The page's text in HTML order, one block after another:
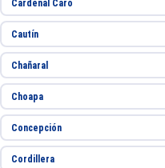
Cardenal Caro
Cautín
Chañaral
Choapa
Concepción
Cordillera